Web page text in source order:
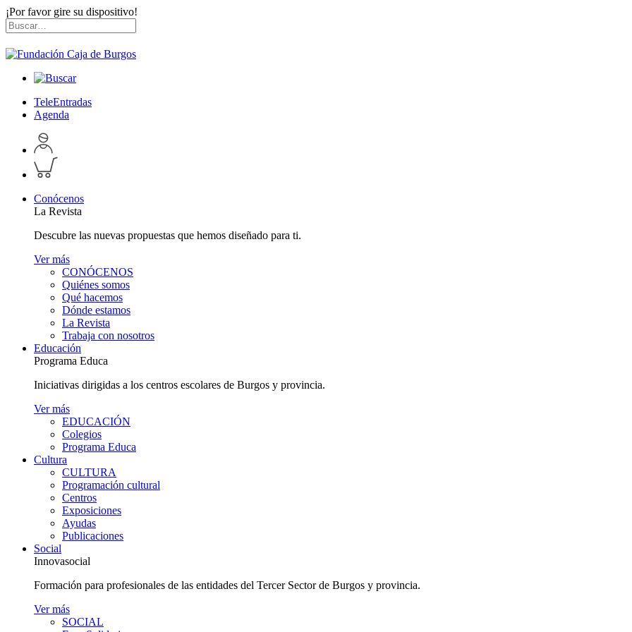
¡Por favor gire su dispositivo!
Skip
to
content
Buscar
por:
TeleEntradas
Agenda
Acceder
a
perfil
personal
Inspeccionar
carrito
Conócenos
La Revista
Descubre las nuevas propuestas que hemos diseñado para ti.
Ver más
CONÓCENOS
Quiénes somos
Qué hacemos
Dónde estamos
La Revista
Trabaja con nosotros
Educación
Programa Educa
Iniciativas dirigidas a los centros escolares de Burgos y provincia.
Ver más
EDUCACIÓN
Colegios
Programa Educa
Cultura
CULTURA
Programación cultural
Centros
Exposiciones
Ayudas
Publicaciones
Social
Innovasocial
Formación para profesionales de las entidades del Tercer Sector de Burgos y provincia.
Ver más
SOCIAL